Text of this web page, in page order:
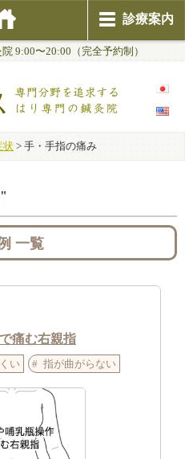
診療案内
9:00〜20:00（完全予約制）
状 > 手・手指の痛み
"
一覧
痛む右親指
い 指が曲がらない